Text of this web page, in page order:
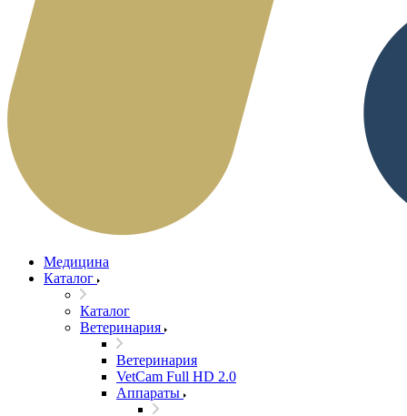
Медицина
Каталог
Каталог
Ветеринария
Ветеринария
VetCam Full HD 2.0
Аппараты